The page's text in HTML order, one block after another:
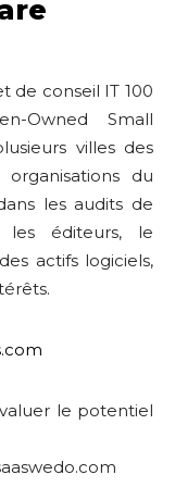
de conseil IT 100
Owned Small
villes des
organisations du
les audits de
les éditeurs, le
actifs logiciels,
le potentiel